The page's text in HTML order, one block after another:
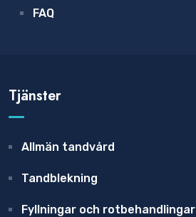
FAQ
Tjänster
Allmän tandvård
Tandblekning
Fyllningar och rotbehandlingar